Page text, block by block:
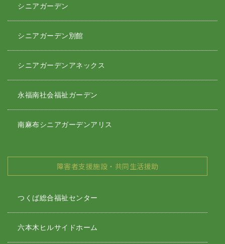
シニアガーデン
シニアガーデン別館
シニアガーデンアネックス
永福南社会福祉ガーデン
南麻布シニアガーデンアリス
障害者支援施設・共同生活援助
つくば総合福祉センター
六本木ヒルサイドホーム